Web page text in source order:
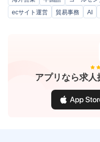
ecサイト運営
貿易事務 AI
アプリなら求人